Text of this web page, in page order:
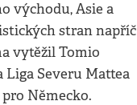
východu, Asie a
stran napříč
vytěžil Tomio
Liga Severu Mattea
Německo.